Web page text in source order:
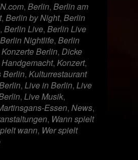
, Berlin, Berlin am
, Berlin by Night, Berlin
, Berlin Live, Berlin Live
Berlin Nightlife, Berlin
Berlin, Dicke
Handgemacht, Konzert,
Berlin, Kulturrestaurant
, Live in Berlin, Live
, Live Musik,
Essen, News,
, Wann spielt
wann, Wer spielt